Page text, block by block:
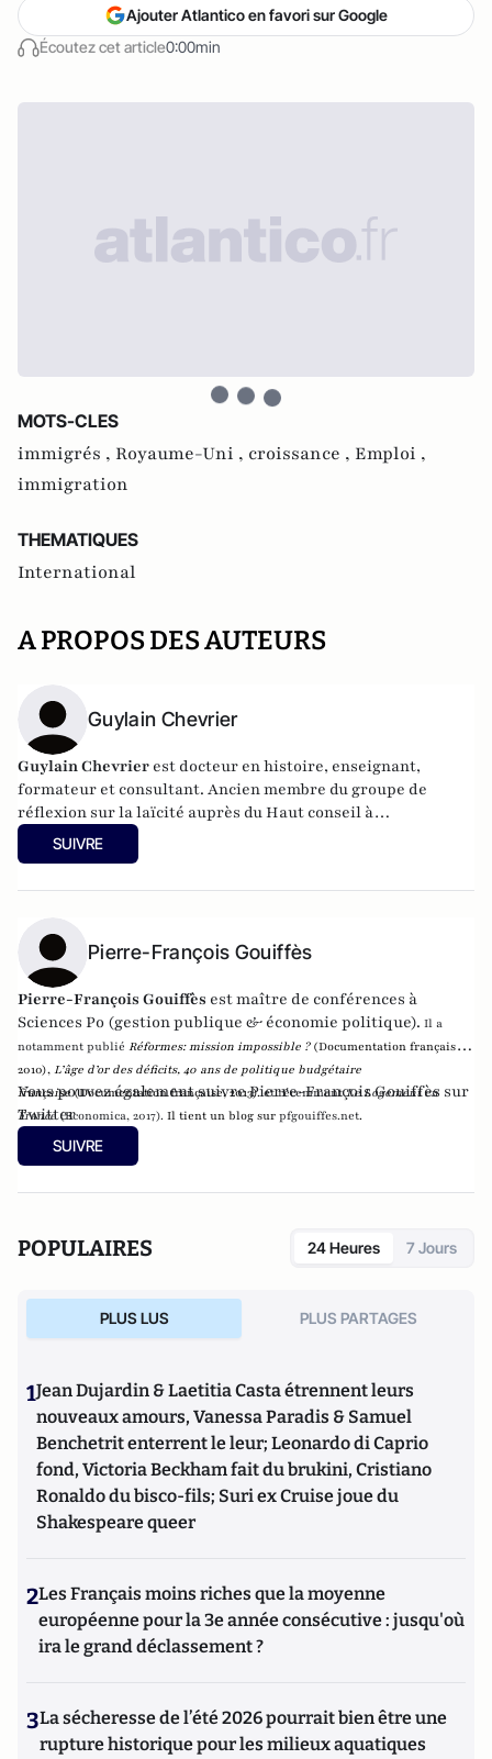
Écoutez cet article0:00min
Ajouter Atlantico en favori sur Google
MOTS-CLES
immigrés , Royaume-Uni , croissance , Emploi ,
immigration
THEMATIQUES
International
A PROPOS DES AUTEURS
Guylain Chevrier
Guylain Chevrier est docteur en histoire, enseignant,
formateur et consultant. Ancien membre du groupe de
réflexion sur la laïcité auprès du Haut conseil à
l’intégration. Dernier ouvrage :
travail social,L’Harmattan, sous la direction de Guylain
SUIVRE
Pierre-François Gouiffès
Pierre-François Gouiffès est maître de conférences à
Sciences Po (gestion publique & économie politique). Il a
notamment publié Réformes: mission impossible ?(Documentation française,
2010), L’âge d’or des déficits, 40 ans de politique budgétaire
française (Documentation française, 2013).et récemmentLe Logement en
France(Economica, 2017). Il tient un blog sur pfgouiffes.net.
Vous pouvez également suivre Pierre-François Gouiffès sur
Twitter
SUIVRE
POPULAIRES 24 Heures 7 Jours
PLUS LUS PLUS PARTAGES
1Jean Dujardin & Laetitia Casta étrennent leurs
nouveaux amours, Vanessa Paradis & Samuel
Benchetrit enterrent le leur; Leonardo di Caprio
fond, Victoria Beckham fait du brukini, Cristiano
Ronaldo du bisco-fils; Suri ex Cruise joue du
Shakespeare queer
2Les Français moins riches que la moyenne
européenne pour la 3e année consécutive : jusqu'où
ira le grand déclassement ?
3La sécheresse de l’été 2026 pourrait bien être une
rupture historique pour les milieux aquatiques